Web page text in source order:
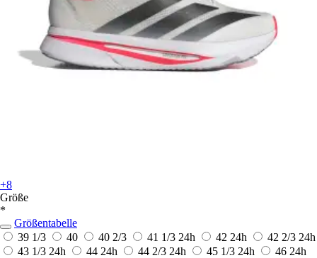
+8
Größe
*
Größentabelle
39 1/3
40 40 2/3 41 1/3 24h 42 24h 42 2/3 24h
43 1/3 24h 44 24h 44 2/3 24h 45 1/3 24h 46 24h